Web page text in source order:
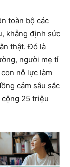
toàn bộ các
khẳng định sức
thật. Đó là
người mẹ tỉ
nỗ lực làm
cảm sâu sắc
25 triệu